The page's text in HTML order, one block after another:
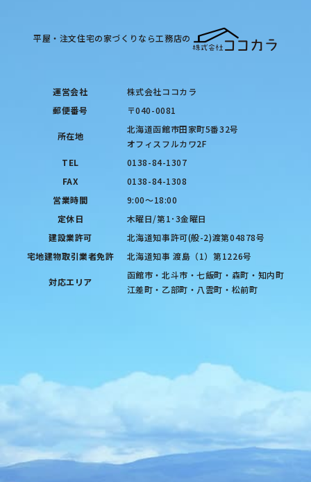
平屋・注文住宅の家づくりなら工務店の
運営会社
株式会社ココカラ
郵便番号
〒040-0081
所在地
北海道函館市田家町5番32号
オフィスフルカワ2F
TEL
0138-84-1307
FAX
0138-84-1308
営業時間
9:00〜18:00
定休日
木曜日/第1･3金曜日
建設業許可
北海道知事許可(般-2)渡第04878号
宅地建物取引業者免許
北海道知事 渡島（1）第1226号
対応エリア
函館市・北斗市・七飯町・森町・知内町
江差町・乙部町・八雲町・松前町